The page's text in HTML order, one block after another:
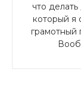
что
который я
грамотный